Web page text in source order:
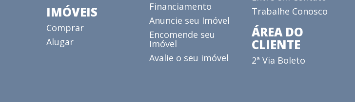
IMÓVEIS
Comprar
Alugar
Financiamento
Anuncie seu Imóvel
Encomende seu
Imóvel
Avalie o seu imóvel
Trabalhe Conosco
ÁREA DO
CLIENTE
2ª Via Boleto